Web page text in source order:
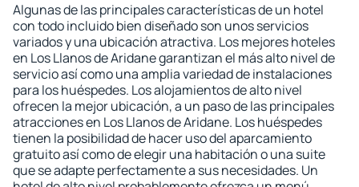
Algunas de las principales características de un hotel
con todo incluido bien diseñado son unos servicios
variados y una ubicación atractiva. Los mejores hoteles
en Los Llanos de Aridane garantizan el más alto nivel de
servicio así como una amplia variedad de instalaciones
para los huéspedes. Los alojamientos de alto nivel
ofrecen la mejor ubicación, a un paso de las principales
atracciones en Los Llanos de Aridane. Los huéspedes
tienen la posibilidad de hacer uso del aparcamiento
gratuito así como de elegir una habitación o una suite
que se adapte perfectamente a sus necesidades. Un